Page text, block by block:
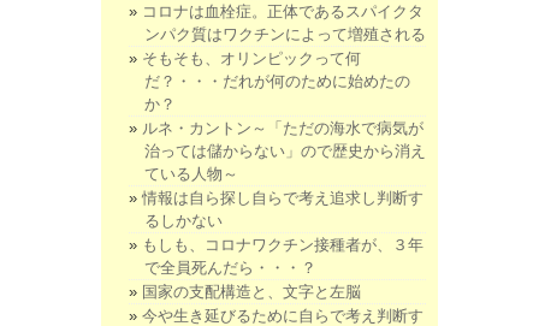
コロナは血栓症。正体であるスパイクタ
ンパク質はワクチンによって増殖される
そもそも、オリンピックって何
だ？・・・だれが何のために始めたの
か？
ルネ・カントン～「ただの海水で病気が
治っては儲からない」ので歴史から消え
ている人物～
情報は自ら探し自らで考え追求し判断す
るしかない
もしも、コロナワクチン接種者が、３年
で全員死んだら・・・？
国家の支配構造と、文字と左脳
今や生き延びるために自らで考え判断す